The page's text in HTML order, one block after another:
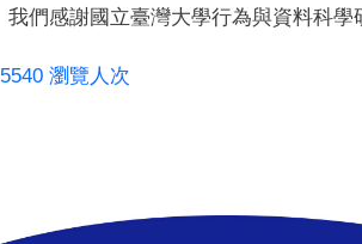
我們感謝國立臺灣大學行為與資料科學
5540 瀏覽人次